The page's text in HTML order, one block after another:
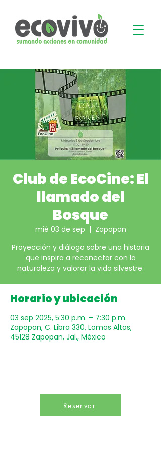
Club de EcoCine: El
llamado del
Bosque
mié 03 de sep
  |
Zapopan
Proyección y diálogo sobre una historia
que inspira a reconectar con la
naturaleza y valorar la vida silvestre.
Horario y ubicación
03 sep 2025, 5:30 p.m. – 7:30 p.m.
Zapopan, C. Libra 330, Lomas Altas,
45128 Zapopan, Jal., México
Reservar